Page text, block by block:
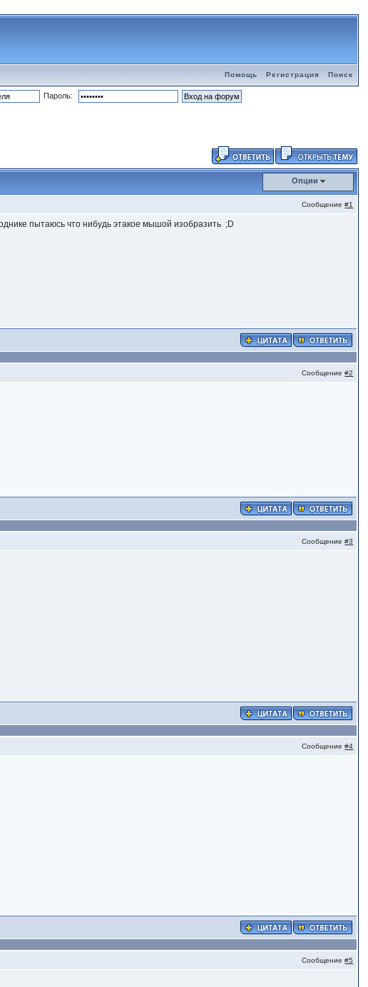
Помощь Регистрация Поиск
Пароль:
Опции
Сообщение#1
пытаюсь что нибудь этакое мышой изобразить ;D
Сообщение#2
Сообщение#3
Сообщение#4
Сообщение#5